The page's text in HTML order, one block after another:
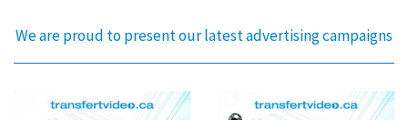
We are proud to present our latest advertising campaigns